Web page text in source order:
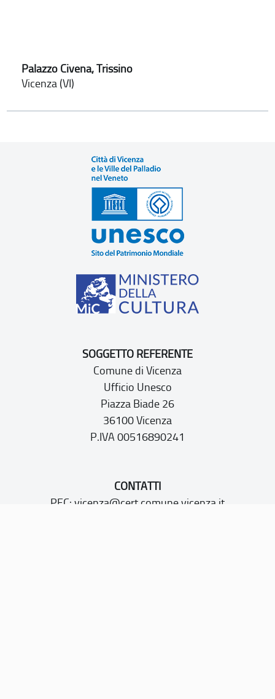
Palazzo Civena, Trissino
Vicenza (VI)
SOGGETTO REFERENTE
Comune di Vicenza
Ufficio Unesco
Piazza Biade 26
36100 Vicenza
P.IVA 00516890241
CONTATTI
PEC: vicenza@cert.comune.vicenza.it